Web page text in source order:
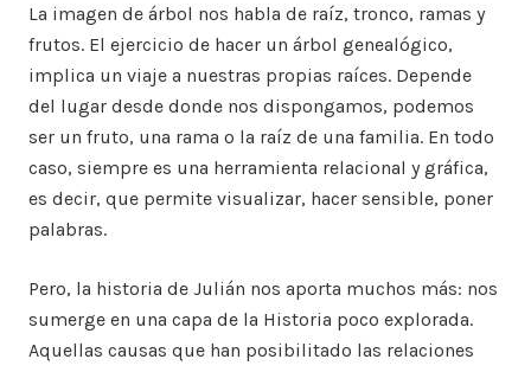
La imagen de árbol nos habla de raíz, tronco, ramas y
frutos. El ejercicio de hacer un árbol genealógico,
implica un viaje a nuestras propias raíces. Depende
del lugar desde donde nos dispongamos, podemos
ser un fruto, una rama o la raíz de una familia. En todo
caso, siempre es una herramienta relacional y gráfica,
es decir, que permite visualizar, hacer sensible, poner
palabras.
Pero, la historia de Julián nos aporta muchos más: nos
sumerge en una capa de la Historia poco explorada.
Aquellas causas que han posibilitado las relaciones